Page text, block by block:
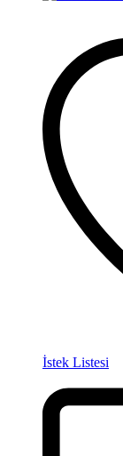
İstek Listesi